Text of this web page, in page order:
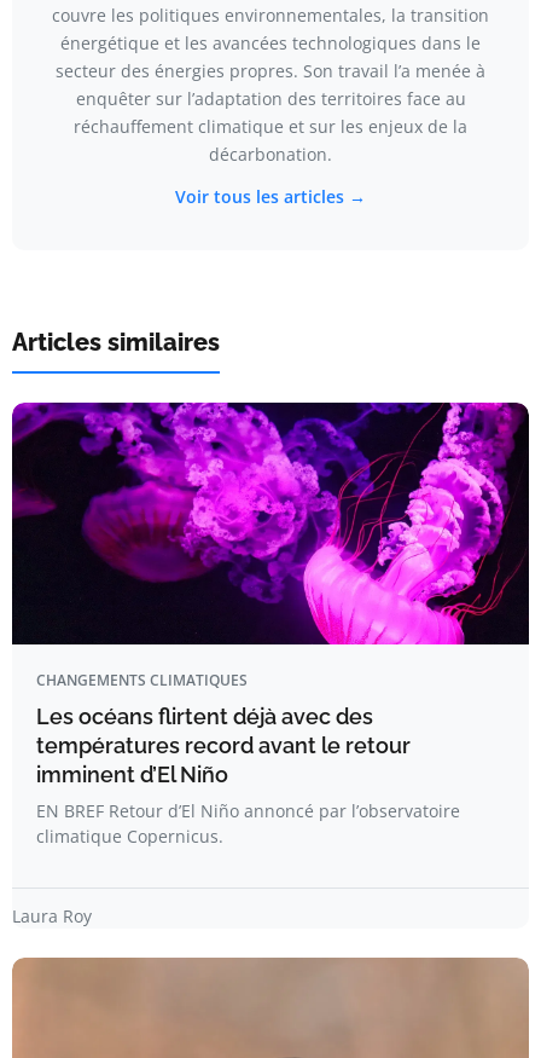
couvre les politiques environnementales, la transition
énergétique et les avancées technologiques dans le
secteur des énergies propres. Son travail l’a menée à
enquêter sur l’adaptation des territoires face au
réchauffement climatique et sur les enjeux de la
décarbonation.
Voir tous les articles →
Articles similaires
CHANGEMENTS CLIMATIQUES
Les océans flirtent déjà avec des
températures record avant le retour
imminent d’El Niño
EN BREF Retour d’El Niño annoncé par l’observatoire
climatique Copernicus.
Laura Roy